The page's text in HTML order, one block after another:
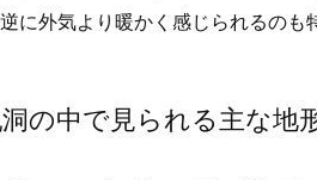
に外気より暖かく感じられるのも
の中で見られる主な地